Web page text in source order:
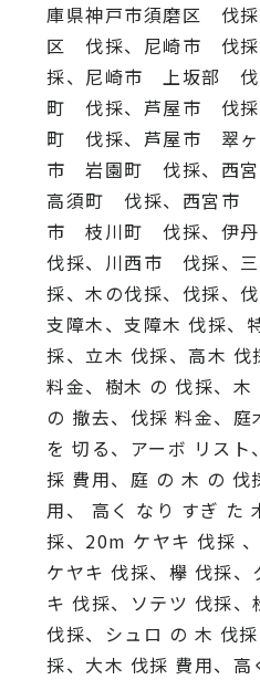
庫県神戸市須磨区 伐
区 伐採、尼崎市 伐
採、尼崎市 上坂部
町 伐採、芦屋市 伐
町 伐採、芦屋市 翠
市 岩園町 伐採、西
高須町 伐採、西宮市
市 枝川町 伐採、伊
伐採、川西市 伐採、
採、木の伐採、伐採、
支障木、支障木 伐採、
採、立木 伐採、高木
料金、樹木 の 伐採、木
の 撤去、伐採 料金、
を 切る、アーボ リス
採 費用、庭 の 木 の 伐
用、 高く なり すぎ た
採、20m ケヤキ 伐採
ケヤキ 伐採、欅 伐採、
キ 伐採、ソテツ 伐採
伐採、シュロ の 木 伐
採、大木 伐採 費用、